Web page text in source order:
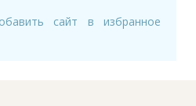
сайт в избранное